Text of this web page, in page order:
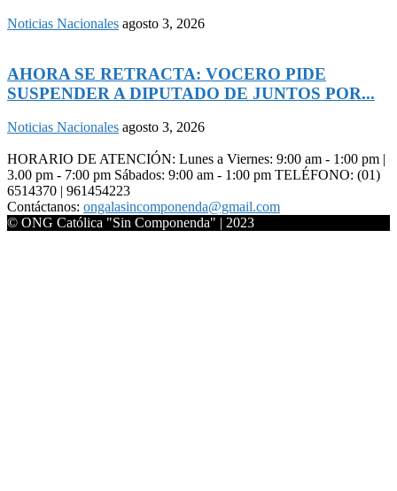
Noticias Nacionales agosto 3, 2026
AHORA SE RETRACTA: VOCERO PIDE
SUSPENDER A DIPUTADO DE JUNTOS POR...
Noticias Nacionales agosto 3, 2026
HORARIO DE ATENCIÓN: Lunes a Viernes: 9:00 am - 1:00 pm |
3.00 pm - 7:00 pm Sábados: 9:00 am - 1:00 pm TELÉFONO: (01)
6514370 | 961454223
Contáctanos: ongalasincomponenda@gmail.com
© ONG Católica "Sin Componenda" | 2023